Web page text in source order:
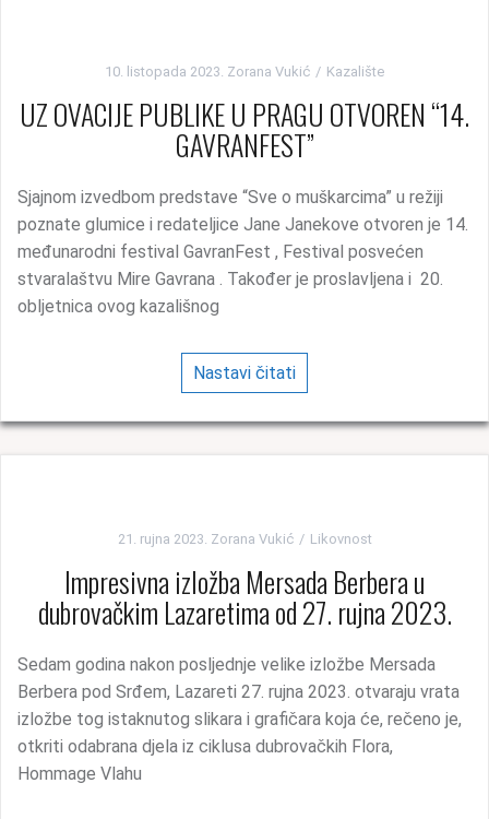
10. listopada 2023. Zorana Vukić Kazalište
UZ OVACIJE PUBLIKE U PRAGU OTVOREN “14.
GAVRANFEST”
Sjajnom izvedbom predstave “Sve o muškarcima” u režiji
poznate glumice i redateljice Jane Janekove otvoren je 14.
međunarodni festival GavranFest , Festival posvećen
stvaralaštvu Mire Gavrana . Također je proslavljena i 20.
obljetnica ovog kazališnog
Nastavi čitati
21. rujna 2023. Zorana Vukić Likovnost
Impresivna izložba Mersada Berbera u
dubrovačkim Lazaretima od 27. rujna 2023.
Sedam godina nakon posljednje velike izložbe Mersada
Berbera pod Srđem, Lazareti 27. rujna 2023. otvaraju vrata
izložbe tog istaknutog slikara i grafičara koja će, rečeno je,
otkriti odabrana djela iz ciklusa dubrovačkih Flora,
Hommage Vlahu